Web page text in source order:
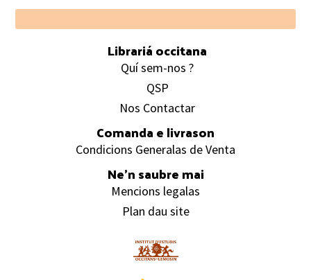
Footer
Librariá occitana
Quí sem-nos ?
QSP
Nos Contactar
Comanda e livrason
Condicions Generalas de Venta
Ne’n saubre mai
Mencions legalas
Plan dau site